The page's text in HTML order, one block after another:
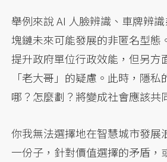
舉例來說 AI 人臉辨識、車牌辨
塊鏈未來可能發展的非匿名型態
提升政府單位行政效能，但另方
「老大哥」的疑慮。此時，隱
哪？怎麼劃？將變成社會應該共
你我無法選擇地在智慧城市發展
一份子，針對價值選擇的矛盾，